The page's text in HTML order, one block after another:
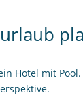
Hotel mit